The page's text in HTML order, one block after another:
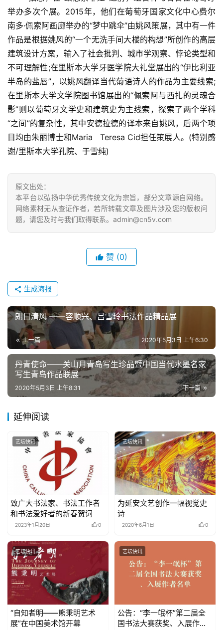
举办多次个展。2015年，他们在葡萄牙国家文化中心费尔
南多·佩索阿画廊举办的“梦中跳伞”由姚风策展，其中有一件
作品是根据姚风的“一个无洗手间大楼的构想”所创作的高层
建筑设计方案，输入了社会批判、城市学观察、悖论类型和
不可理解性;在里斯本大学牙医学院大礼堂展出的“伊比利亚
半岛的盐唇”，以姚风翻译当代葡语诗人的作品为主要线索;
在里斯本大学文学院图书馆展出的“佩索阿与西扎的灵魂合
影”则以葡萄牙文学史和建筑史为主线索，探索了两个学科
“之间”的复杂性，其中安德拉德的译本来自姚风，后两个项
目均由朱丽博士和Maria   Teresa Cid担任策展人。(特别感
谢/里斯本大学孔院、于雪纯)
原文出处：
本平台以弘扬中华优秀传统文化为宗旨，部分文章源自网络。
网络素材无从查证作者，若所转载文章及图片涉及您的版权问
题，请您及时与我们取得联系。admin@cn5v.com
赞 (0)
生成海报
朗日清风 ——容顺兴、吕雪玲书法作品精品展
上一篇 2020年5月3日 上午6:30
丹青使命——关山月青岛写生珍品暨中国当代水墨名家
写生青岛作品联展
下一篇
2020年5月3日 上午8:31
延伸阅读
艺坛快讯
致广大书法家、书法工作者
和书法爱好者的新春贺词
2023年1月20日 0
艺坛快讯
为延安文艺创作一幅视觉史
诗
2020年6月1日 0
艺坛快讯
“自知者明——熊秉明艺术
展”在中国美术馆开幕
艺坛快讯
公告：“李一氓杯”第二届全
国书法大赛获奖、入展作者